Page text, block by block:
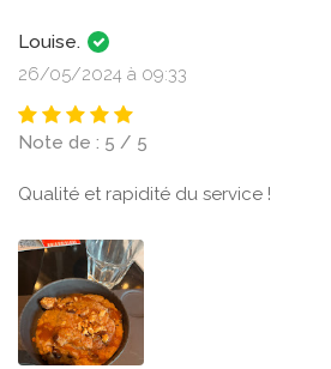
Louise.
26/05/2024 à 09:33
Note de : 5 / 5
Qualité et rapidité du service !